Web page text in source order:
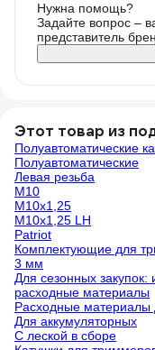
Нужна помощь?
Задайте вопрос –
представитель
Этот товар из
Полуавтоматические
Полуавтоматические
Левая резьба
М10
М10х1,25
М10х1,25 LH
Patriot
Комплектующие для
3 мм
Для сезонных закупок:
расходные материалы
Расходные материалы
Для аккумуляторных
С леской в сборе